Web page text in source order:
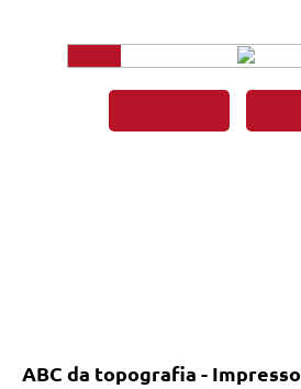
ABC da topografia - Impresso